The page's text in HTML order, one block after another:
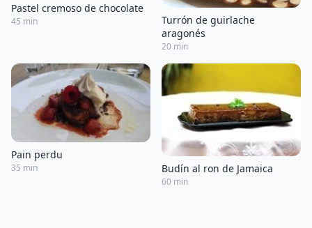
Pastel cremoso de chocolate
45 min
Turrón de guirlache
aragonés
20 min
Pain perdu
35 min Budín al ron de Jamaica
60 min